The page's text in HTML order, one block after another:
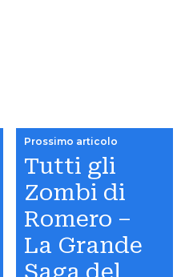
Prossimo articolo
Tutti gli
Zombi di
Romero –
La Grande
Saga del